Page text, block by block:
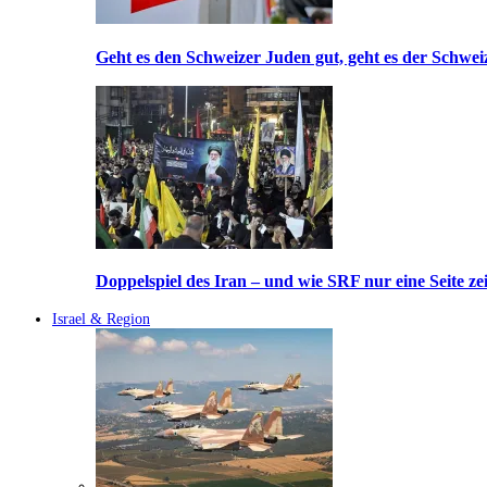
Geht es den Schweizer Juden gut, geht es der
Doppelspiel des Iran – und wie SRF nur eine Seite
Israel & Region